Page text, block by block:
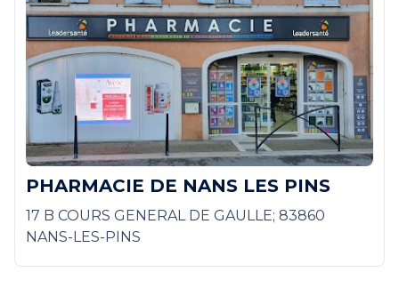
PHARMACIE DE NANS LES PINS
17 B COURS GENERAL DE GAULLE; 83860
NANS-LES-PINS